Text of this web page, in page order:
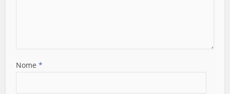
Nome*